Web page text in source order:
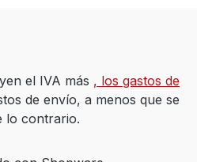
el IVA más , los gastos de
de envío, a menos que se
lo contrario.